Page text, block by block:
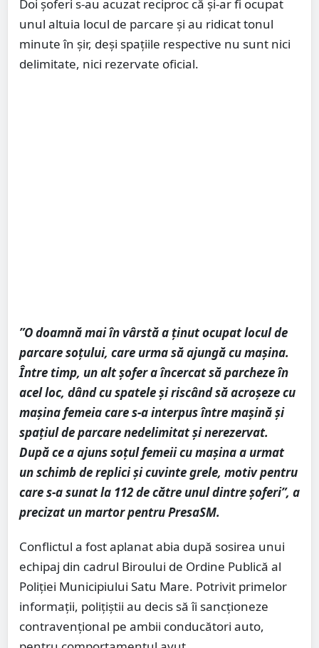
Doi șoferi s-au acuzat reciproc că și-ar fi ocupat
unul altuia locul de parcare și au ridicat tonul
minute în șir, deși spațiile respective nu sunt nici
delimitate, nici rezervate oficial.
”O doamnă mai în vârstă a ținut ocupat locul de
parcare soțului, care urma să ajungă cu mașina.
Între timp, un alt șofer a încercat să parcheze în
acel loc, dând cu spatele și riscând să acroșeze cu
mașina femeia care s-a interpus între mașină și
spațiul de parcare nedelimitat și nerezervat.
După ce a ajuns soțul femeii cu mașina a urmat
un schimb de replici și cuvinte grele, motiv pentru
care s-a sunat la 112 de către unul dintre șoferi”, a
precizat un martor pentru PresaSM.
Conflictul a fost aplanat abia după sosirea unui
echipaj din cadrul Biroului de Ordine Publică al
Poliției Municipiului Satu Mare. Potrivit primelor
informații, polițiștii au decis să îi sancționeze
contravențional pe ambii conducători auto,